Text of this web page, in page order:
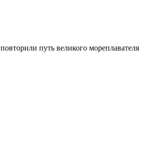
путь великого мореплавателя